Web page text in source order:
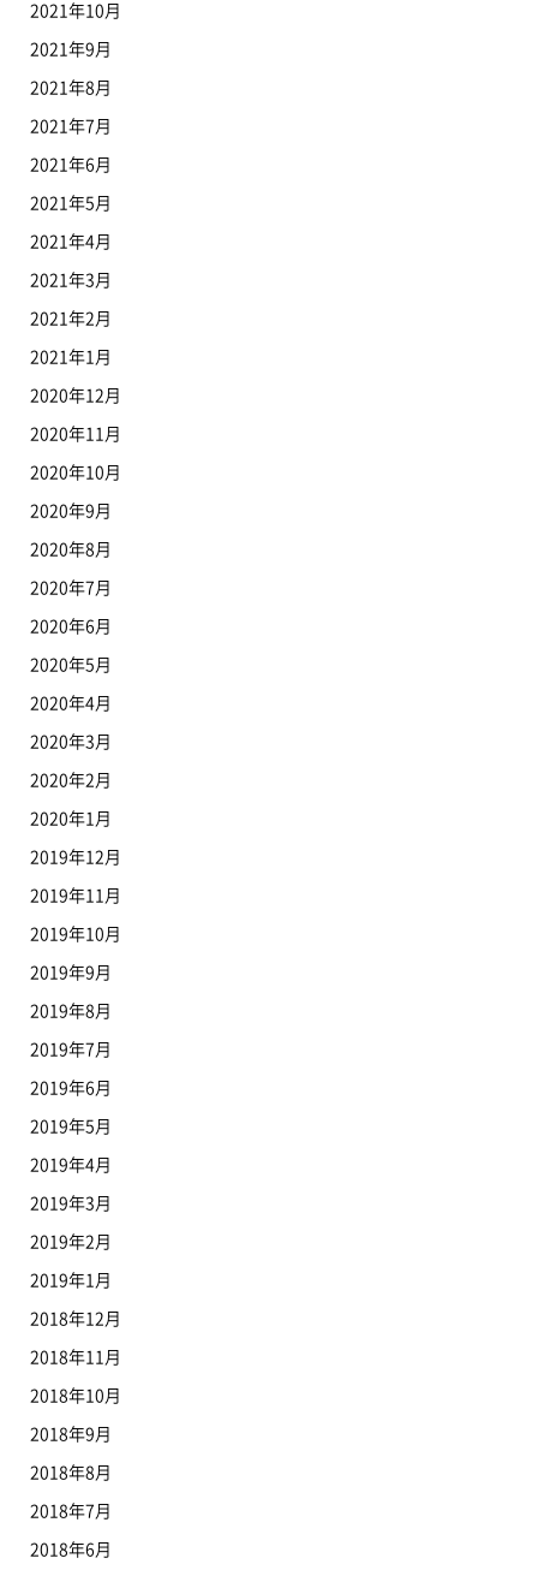
2021年10月
2021年9月
2021年8月
2021年7月
2021年6月
2021年5月
2021年4月
2021年3月
2021年2月
2021年1月
2020年12月
2020年11月
2020年10月
2020年9月
2020年8月
2020年7月
2020年6月
2020年5月
2020年4月
2020年3月
2020年2月
2020年1月
2019年12月
2019年11月
2019年10月
2019年9月
2019年8月
2019年7月
2019年6月
2019年5月
2019年4月
2019年3月
2019年2月
2019年1月
2018年12月
2018年11月
2018年10月
2018年9月
2018年8月
2018年7月
2018年6月